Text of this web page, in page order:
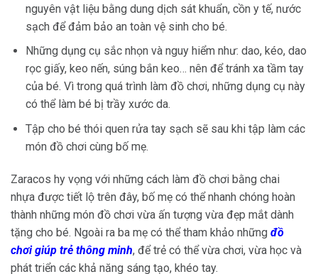
nguyên vật liệu bằng dung dịch sát khuẩn, cồn y tế, nước
sạch để đảm bảo an toàn vệ sinh cho bé.
Những dụng cụ sắc nhọn và nguy hiểm như: dao, kéo, dao
rọc giấy, keo nến, súng bắn keo… nên để tránh xa tầm tay
của bé. Vì trong quá trình làm đồ chơi, những dụng cụ này
có thể làm bé bị trầy xước da.
Tập cho bé thói quen rửa tay sạch sẽ sau khi tập làm các
món đồ chơi cùng bố mẹ.
Zaracos hy vọng với những cách làm đồ chơi bằng chai
nhựa được tiết lộ trên đây, bố mẹ có thể nhanh chóng hoàn
thành những món đồ chơi vừa ấn tượng vừa đẹp mắt dành
tặng cho bé. Ngoài ra ba mẹ có thể tham khảo những đồ
chơi giúp trẻ thông minh, để trẻ có thể vừa chơi, vừa học và
phát triển các khả năng sáng tạo, khéo tay.